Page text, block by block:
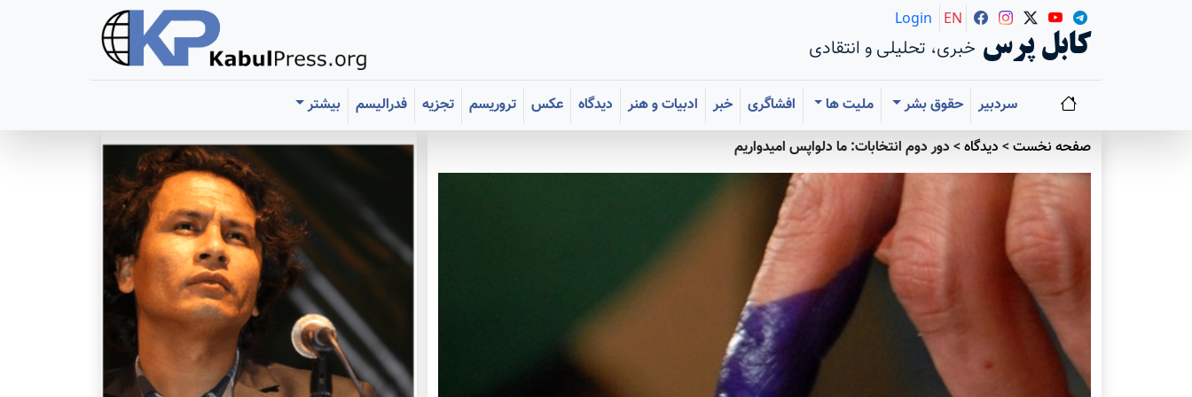
کابل پرس خبری، تحلیلی و انتقادی
Login EN
سردبیر حقوق بشر ملیت ها افشاگری خبر ادبیات و هنر دیدگاه عکس تروریسم تجزیه فدرالیسم
بیشتر
صفحه نخست> دیدگاه> دور دوم انتخابات: ما دلواپس امیدواریم